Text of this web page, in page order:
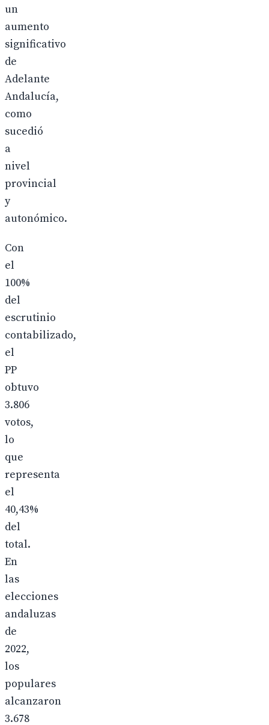
un
aumento
significativo
de
Adelante
Andalucía,
como
sucedió
a
nivel
provincial
y
autonómico.
Con
el
100%
del
escrutinio
contabilizado,
el
PP
obtuvo
3.806
votos,
lo
que
representa
el
40,43%
del
total.
En
las
elecciones
andaluzas
de
2022,
los
populares
alcanzaron
3.678